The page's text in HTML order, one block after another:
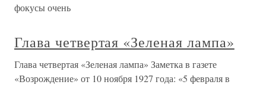
фокусы очень
Глава четвертая «Зеленая лампа»
Глава четвертая «Зеленая лампа» Заметка в газете
«Возрождение» от 10 ноября 1927 года: «5 февраля в